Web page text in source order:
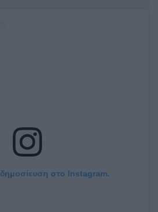
δημοσίευση στο Instagram.